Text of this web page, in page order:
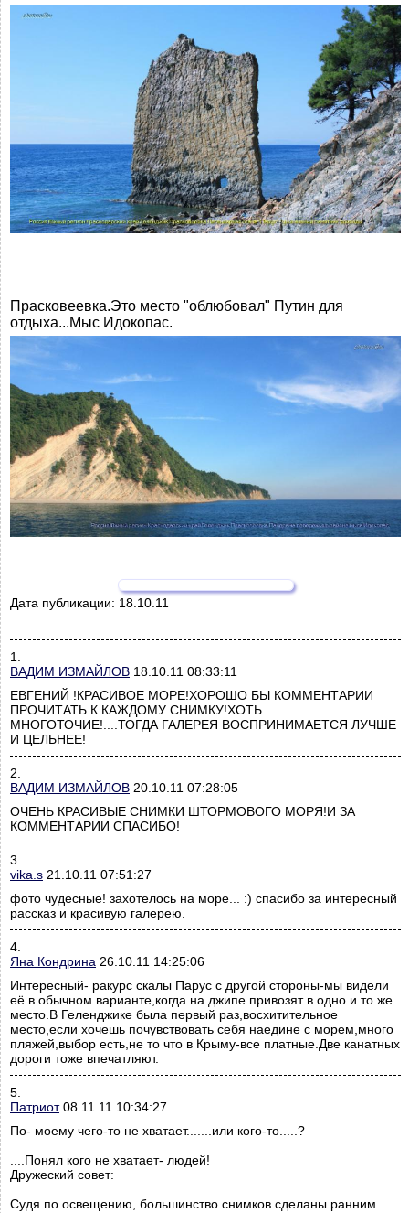
Прасковеевка.Это место "облюбовал" Путин для
отдыха...Мыс Идокопас.
Дата публикации: 18.10.11
1.
ВАДИМ ИЗМАЙЛОВ 18.10.11 08:33:11
ЕВГЕНИЙ !КРАСИВОЕ МОРЕ!ХОРОШО БЫ КОММЕНТАРИИ
ПРОЧИТАТЬ К КАЖДОМУ СНИМКУ!ХОТЬ
МНОГОТОЧИЕ!....ТОГДА ГАЛЕРЕЯ ВОСПРИНИМАЕТСЯ ЛУЧШЕ
И ЦЕЛЬНЕЕ!
2.
ВАДИМ ИЗМАЙЛОВ 20.10.11 07:28:05
ОЧЕНЬ КРАСИВЫЕ СНИМКИ ШТОРМОВОГО МОРЯ!И ЗА
КОММЕНТАРИИ СПАСИБО!
3.
vika.s 21.10.11 07:51:27
фото чудесные! захотелось на море... :) спасибо за интересный
рассказ и красивую галерею.
4.
Яна Кондрина 26.10.11 14:25:06
Интересный- ракурс скалы Парус с другой стороны-мы видели
её в обычном варианте,когда на джипе привозят в одно и то же
место.В Геленджике была первый раз,восхитительное
место,если хочешь почувствовать себя наедине с морем,много
пляжей,выбор есть,не то что в Крыму-все платные.Две канатных
дороги тоже впечатляют.
5.
Патриот08.11.11 10:34:27
По- моему чего-то не хватает.......или кого-то.....?
....Понял кого не хватает- людей!
Дружеский совет:
Судя по освещению, большинство снимков сделаны ранним